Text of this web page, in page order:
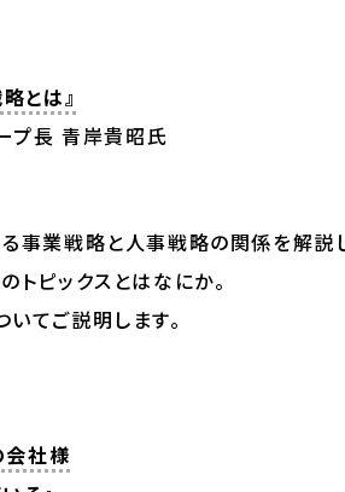
とは』
プ長 青岸貴昭氏
事業戦略と人事戦略の関係を解説
ピックスとはなにか。
てご説明します。
会社様